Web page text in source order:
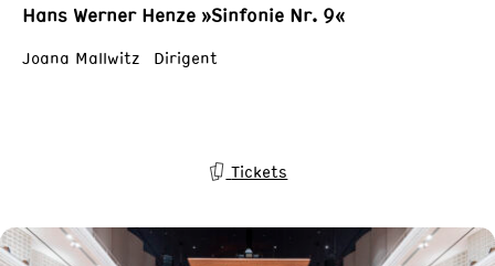
Hans Werner Henze »Sinfonie Nr. 9«
Joana Mallwitz Dirigent
Tickets